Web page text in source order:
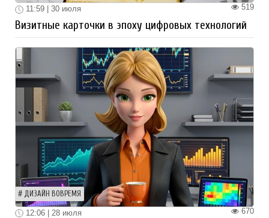
519
11:59 | 30 июля
Визитные карточки в эпоху цифровых технологий
ДИЗАЙН ВОВРЕМЯ
670
12:06 | 28 июля